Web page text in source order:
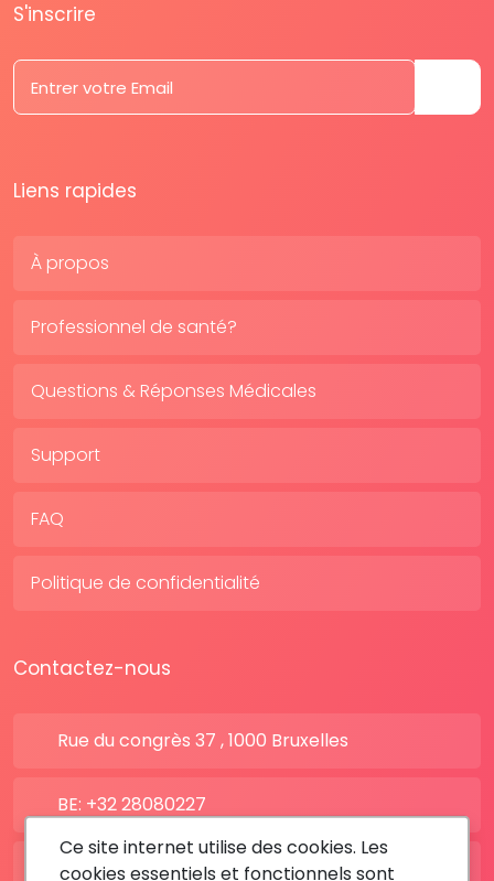
S'inscrire
Liens rapides
À propos
Professionnel de santé?
Questions & Réponses Médicales
Support
FAQ
Politique de confidentialité
Contactez-nous
Rue du congrès 37 , 1000 Bruxelles
BE: +32 28080227
FR: +33 183642895
Ce site internet utilise des cookies. Les
cookies essentiels et fonctionnels sont